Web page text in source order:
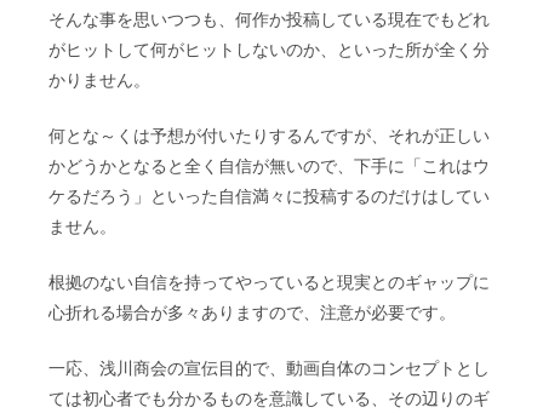
そんな事を思いつつも、何作か投稿している現在でもどれ
がヒットして何がヒットしないのか、といった所が全く分
かりません。
何とな～くは予想が付いたりするんですが、それが正しい
かどうかとなると全く自信が無いので、下手に「これはウ
ケるだろう」といった自信満々に投稿するのだけはしてい
ません。
根拠のない自信を持ってやっていると現実とのギャップに
心折れる場合が多々ありますので、注意が必要です。
一応、浅川商会の宣伝目的で、動画自体のコンセプトとし
ては初心者でも分かるものを意識している、その辺りのギ